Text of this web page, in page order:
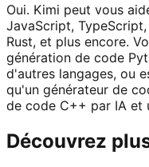
Oui. Kimi peut vous
JavaScript, TypeScript,
Rust, et plus encore.
génération de code
d'autres langages, ou
qu'un générateur de
de code C++ par IA et
Découvrez